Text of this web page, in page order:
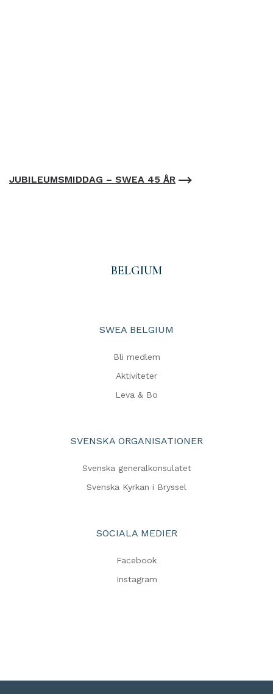
JUBILEUMSMIDDAG – SWEA 45 ÅR
BELGIUM
SWEA BELGIUM
Bli medlem
Aktiviteter
Leva & Bo
SVENSKA ORGANISATIONER
Svenska generalkonsulatet
Svenska Kyrkan i Bryssel
SOCIALA MEDIER
Facebook
Instagram